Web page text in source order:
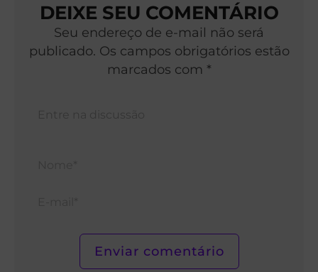
DEIXE SEU COMENTÁRIO
Seu endereço de e-mail não será
publicado. Os campos obrigatórios estão
marcados com *